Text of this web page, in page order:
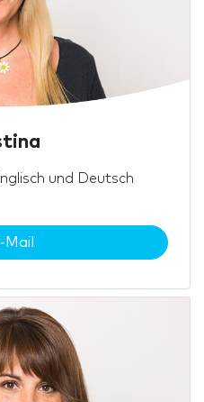
und Deutsch